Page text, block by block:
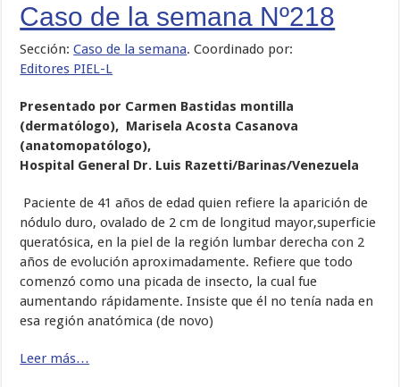
Caso de la semana Nº218
Sección:Caso de la semana. Coordinado por:
Editores PIEL-L
Presentado por Carmen Bastidas montilla
(dermatólogo), Marisela Acosta Casanova
(anatomopatólogo),
Hospital General Dr. Luis Razetti/Barinas/Venezuela
Paciente de 41 años de edad quien refiere la aparición de
nódulo duro, ovalado de 2 cm de longitud mayor,superficie
queratósica, en la piel de la región lumbar derecha con 2
años de evolución aproximadamente. Refiere que todo
comenzó como una picada de insecto, la cual fue
aumentando rápidamente. Insiste que él no tenía nada en
esa región anatómica (de novo)
Leer más…